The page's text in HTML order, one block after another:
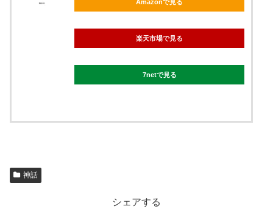
Amazonで見る
楽天市場で見る
7netで見る
神話
シェアする